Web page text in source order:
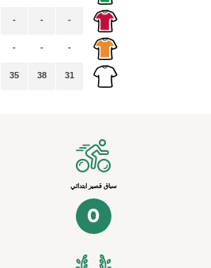
-
-
31
-
-
38
-
-
35
سباق قصير ابتدائي
0